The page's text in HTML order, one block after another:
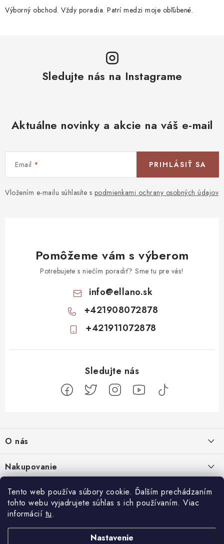
Tento web používa súbory cookie. Ďalším prechádzaním
tohto webu vyjadrujete súhlas s ich používaním. Viac
informácií tu.
Nastavenie
Výborný obchod. Vždy poradia. Patrí medzi moje obľúbené.
Sledujte nás na Instagrame
Aktuálne novinky a akcie na váš e-mail
Email
Vložením e-mailu súhlasíte s podmienkami ochrany osobných údajov
PRIHLÁSIŤ SA
Pomôžeme vám s výberom
Potrebujete s niečím poradiť? Sme tu pre vás!
info@ellano.sk
+421908072878
+421911072878
p
ä
t
O nás
Profil firmy
Produktové stránky
Najčastejšie otázky
Nakupovanie
Odstúpiť od zmluvy
Obchodné podmienky
Blog
Nenápadný začiatok, totálny mindfuck na konci: 11 filmov, ktoré vás
Facebook
Magazín Digitálne